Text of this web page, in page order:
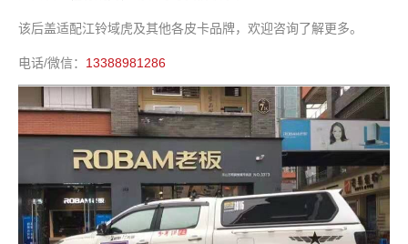
该后盖适配江铃域虎及其他各皮卡品牌，欢迎咨询了解更多。
电话/微信： 13388981286